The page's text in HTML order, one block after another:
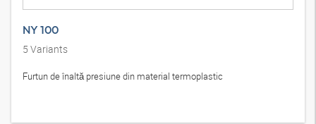
NY 100
5 Variants
Furtun de înaltă presiune din material termoplastic